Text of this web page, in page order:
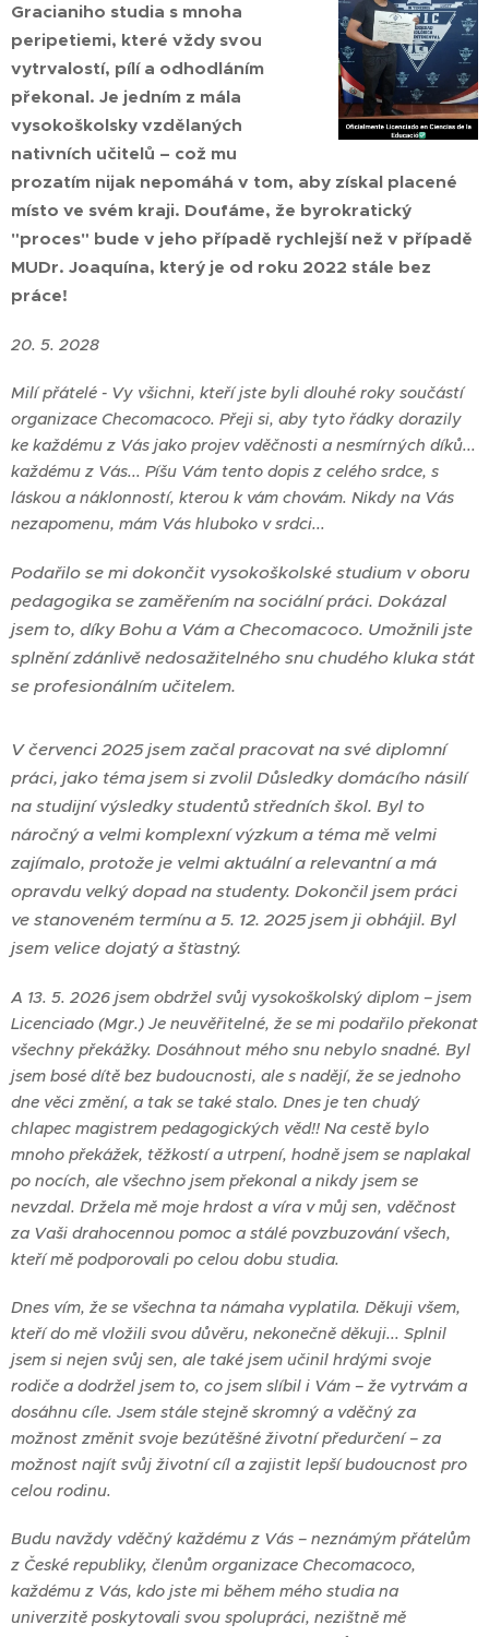
Gracianiho studia s mnoha
peripetiemi, které vždy svou
vytrvalostí, pílí a odhodláním
překonal. Je jedním z mála
vysokoškolsky vzdělaných
nativních učitelů – což mu
prozatím nijak nepomáhá v tom, aby získal placené
místo ve svém kraji. Doufáme, že byrokratický
"proces" bude v jeho případě rychlejší než v případě
MUDr. Joaquína, který je od roku 2022 stále bez
práce!
20. 5. 2028
Milí přátelé - Vy všichni, kteří jste byli dlouhé roky součástí
organizace Checomacoco. Přeji si, aby tyto řádky dorazily
ke každému z Vás jako projev vděčnosti a nesmírných díků...
každému z Vás... Píšu Vám tento dopis z celého srdce, s
láskou a náklonností, kterou k vám chovám. Nikdy na Vás
nezapomenu, mám Vás hluboko v srdci...
Podařilo se mi dokončit vysokoškolské studium v oboru
pedagogika se zaměřením na sociální práci. Dokázal
jsem to, díky Bohu a Vám a Checomacoco. Umožnili jste
splnění zdánlivě nedosažitelného snu chudého kluka stát
se profesionálním učitelem.
V červenci 2025 jsem začal pracovat na své diplomní
práci, jako téma jsem si zvolil Důsledky domácího násilí
na studijní výsledky studentů středních škol. Byl to
náročný a velmi komplexní výzkum a téma mě velmi
zajímalo, protože je velmi aktuální a relevantní a má
opravdu velký dopad na studenty. Dokončil jsem práci
ve stanoveném termínu a 5. 12. 2025 jsem ji obhájil. Byl
jsem velice dojatý a šťastný.
A 13. 5. 2026 jsem obdržel svůj vysokoškolský diplom – jsem
Licenciado (Mgr.) Je neuvěřitelné, že se mi podařilo překonat
všechny překážky. Dosáhnout mého snu nebylo snadné. Byl
jsem bosé dítě bez budoucnosti, ale s nadějí, že se jednoho
dne věci změní, a tak se také stalo. Dnes je ten chudý
chlapec magistrem pedagogických věd!! Na cestě bylo
mnoho překážek, těžkostí a utrpení, hodně jsem se naplakal
po nocích, ale všechno jsem překonal a nikdy jsem se
nevzdal. Držela mě moje hrdost a víra v můj sen, vděčnost
za Vaši drahocennou pomoc a stálé povzbuzování všech,
kteří mě podporovali po celou dobu studia.
Dnes vím, že se všechna ta námaha vyplatila. Děkuji všem,
kteří do mě vložili svou důvěru, nekonečně děkuji... Splnil
jsem si nejen svůj sen, ale také jsem učinil hrdými svoje
rodiče a dodržel jsem to, co jsem slíbil i Vám – že vytrvám a
dosáhnu cíle. Jsem stále stejně skromný a vděčný za
možnost změnit svoje bezútěšné životní předurčení – za
možnost najít svůj životní cíl a zajistit lepší budoucnost pro
celou rodinu.
Budu navždy vděčný každému z Vás – neznámým přátelům
z České republiky, členům organizace Checomacoco,
každému z Vás, kdo jste mi během mého studia na
univerzitě poskytovali svou spolupráci, nezištně mě